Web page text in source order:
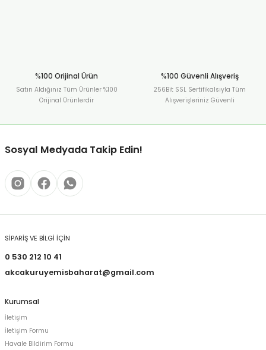
%100 Orijinal Ürün
Satın Aldığınız Tüm Ürünler %100
Orijinal Ürünlerdir
%100 Güvenli Alışveriş
256Bit SSL Sertifikalsıyla Tüm
Alışverişleriniz Güvenli
Sosyal Medyada Takip Edin!
SİPARİŞ VE BİLGİ İÇİN
0 530 212 10 41
akcakuruyemisbaharat@gmail.com
Kurumsal
İletişim
İletişim Formu
Havale Bildirim Formu